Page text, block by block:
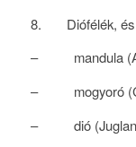
8. Diófélék, és
– mandula
– mogyoró
– dió